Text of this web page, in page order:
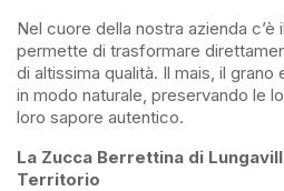
Nel cuore della nostra azienda c’è il
permette di trasformare
di altissima qualità. Il mais, il
in modo naturale, preservando le
loro sapore autentico.
La Zucca Berrettina di
Territorio